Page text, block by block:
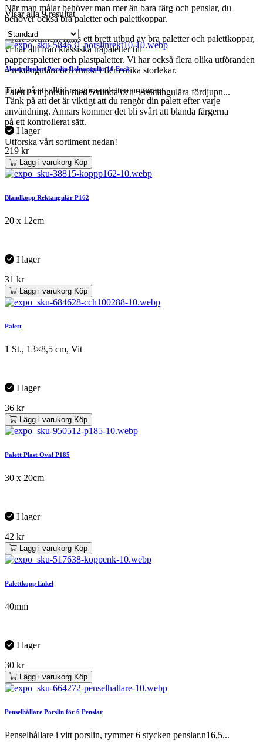
När man målar behöver man mer än bara färg och penslar, du
behöver också bra paletter och palettkoppar.
I vårt sortiment finns ett brett utbud av bra paletter och palettkoppar,
vi har allt från klassiska träpaletter till
papperspaletter och plastpaletter. Vi har också flera olika utföranden
– rektangulära och runda i flera olika storlekar.
Tänk på att alltid rengöra paletten noggrant
Tänk på att det är viktigt att du rengör din palett efter varje
användning. Annars kommer det bli svårt att blanda färgerna
på ett kontrollerat sätt.
Utforska vårt sortiment nedan!
Visar alla 9 resultat
Akvarellpalett Porslin Rektangulär 10 Fack
Palett i vit porslin med 5 runda och 5 rektangulära fördjupn...
I lager
219 kr
Lägg i varukorg Köp
Blandkopp Rektangulär P162
20 x 12cm
I lager
31 kr
Lägg i varukorg Köp
Palett
1 St., 13×8,5 cm, Vit
I lager
36 kr
Lägg i varukorg Köp
Palett Plast Oval P185
30 x 20cm
I lager
42 kr
Lägg i varukorg Köp
Palettkopp Enkel
40mm
I lager
30 kr
Lägg i varukorg Köp
Penselhållare Porslin för 6 Penslar
Penselhållare i vitt porslin, rymmer 6 stycken penslar.n16,5...